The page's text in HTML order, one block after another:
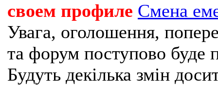
своем профиле Смена
Увага, оголошення,
та форум поступово буде
Будуть декілька змін